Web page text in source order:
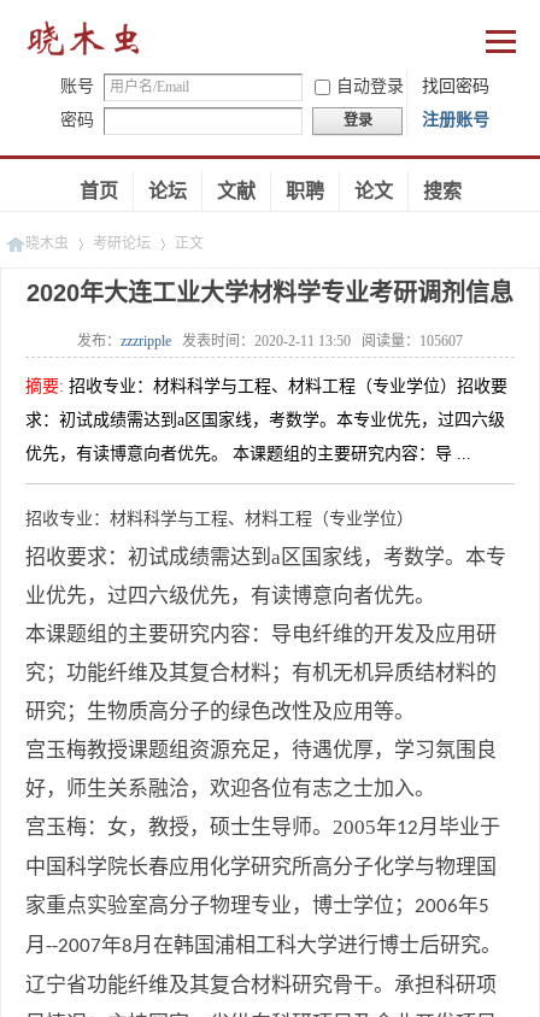
账号 自动登录
找回密码
密码
登录 注册账号
首页 论坛 文献 职聘 论文 搜索
晓木虫 考研论坛
»
正文
2020年大连工业大学材料学专业考研调剂信息
发布： zzzripple 发表时间： 2020-2-11 13:50 阅读量： 105607
摘要: 招收专业：材料科学与工程、材料工程（专业学位）招收要
求：初试成绩需达到a区国家线，考数学。本专业优先，过四六级
优先，有读博意向者优先。 本课题组的主要研究内容：导 ...
招收专业：材料科学与工程、材料工程（专业学位）
招收要求：初试成绩需达到 a 区国家线，考数学。本专
业优先，过四六级优先，有读博意向者优先。
本课题组的主要研究内容： 导电纤维的开发及应用研
究；功能纤维及其复合材料；有机无机异质结材料的
研究；生物质高分子的绿色改性及应用等。
宫玉梅教授课题组资源充足，待遇优厚，学习氛围良
好，师生关系融洽，欢迎各位有志之士加入。
宫玉梅：女，教授，硕士生导师。 2005年12月毕业于
中国科学院长春应用化学研究所高分子化学与物理国
家重点实验室高分子物理专业，博士学位； 2006年5
月 --2007年8月在韩国浦相工科大学进行博士后研究。
辽宁省功能纤维及其复合材料研究骨干。承担科研项